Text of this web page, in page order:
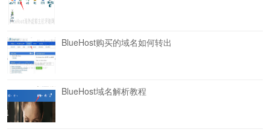
BlueHost购买的域名如何转出
BlueHost域名解析教程